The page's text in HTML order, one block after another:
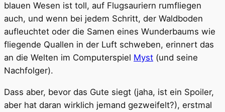
blauen Wesen ist toll, auf Flugsauriern rumfliegen
auch, und wenn bei jedem Schritt, der Waldboden
aufleuchtet oder die Samen eines Wunderbaums wie
fliegende Quallen in der Luft schweben, erinnert das
an die Welten im Computerspiel Myst (und seine
Nachfolger).
Dass aber, bevor das Gute siegt (jaha, ist ein Spoiler,
aber hat daran wirklich jemand gezweifelt?), erstmal